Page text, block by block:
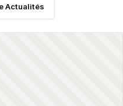
Actualités